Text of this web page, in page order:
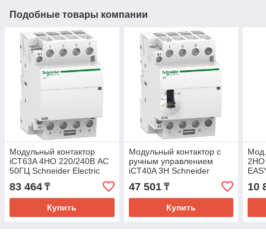
Подобные товары компании
Модульный контактор
iCT63A 4НО 220/240В АС
50ГЦ Schneider Electric
83 464 ₸
Купить
Модульный контактор с
ручным управлением
iCT40A 3Н Schneider
47 501₸
Купить
Мод.
2НО
10